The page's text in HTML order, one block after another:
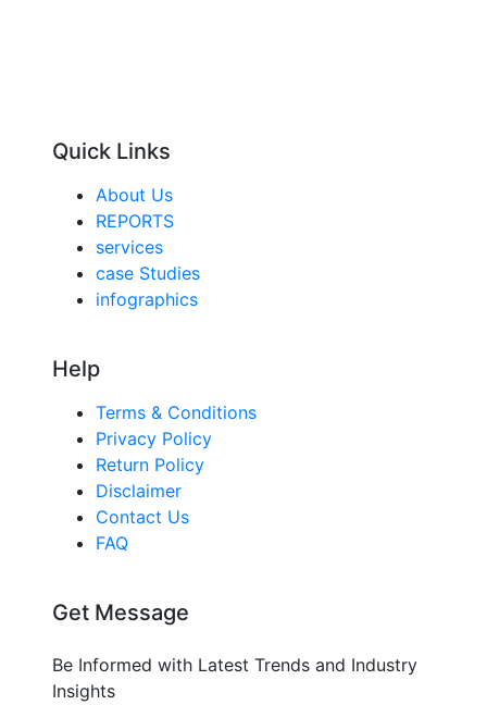
Quick Links
About Us
REPORTS
services
case Studies
infographics
Help
Terms & Conditions
Privacy Policy
Return Policy
Disclaimer
Contact Us
FAQ
Get Message
Be Informed with Latest Trends and Industry
Insights